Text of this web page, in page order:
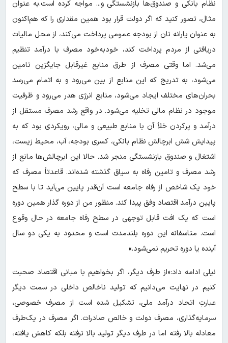
نظام بانکی و صندوق‌ها بازنشستگی و... مواجه کرده است.به عنوان
مثال، تصور کنید که اگر دولت قرار بود همین مقداری را که هم‌اکنون
به عنوان یارانه نان از بودجه عمومی پرداخت می‌کند، از محل مالیات
دریافتی از مردم پرداخت کند، خودبه‌خود مصرف با درآمد تنظیم
می‌شد. اما وقتی مصرف از طرق منابع غیرقابل جایگزین تامین
می‌شود، به تدریج که این منابع از بین می‌رود و به اتمام می‌رسد
بحران‌های مختلف ایجاد می‌شود، منابع انرژی هدر می‌رود و ظرفیت
موجود در نظام مالی تخلیه می‌شود. در واقع رشد مصرف مستقل از
درآمد و پرکردن خلأ آن با منابع طبیعی و مالی، رویکردی بود که به
پیدایش شش ابرچالش نظام بانکی، کسری بودجه، آب، محیط زیست،
اشتغال و صندوق بازنشستگی منجر شد. حالا این ابرچالش‌ها مانع از
رشد مصرف و تامین رفاه به سیاق گذشته شده‌اند. قاعدتاً مصرف که
خود یک شاخص از رفاه جامعه است آن‌قدر پایین می‌آید تا با سطح
پایین درآمد اقتصاد وفق پیدا کند. منظور من از دوره گذار همین دوره
است که یک افت قابل توجهی در سطح رفاه جامعه در حال وقوع
است. متاسفانه این دوره بلندمدت است و محدود به یکی دو سال
آینده یا دوره تحریم نمی‌شود.»
نیلی ادامه داد:«از طرف دیگر، اگر بخواهیم با مبانی اقتصاد صحبت
کنیم در نهایت می‌دانیم که تولید ناخالص داخلی در سمت دیگر
عبارتِ اتحاد درآمد ملی، تشکیل شده است از مصرف خصوصی،
سرمایه‌گذاری، مصرف دولت و خالص صادرات. اگر مصرف در یک‌طرف
معادله بالا رفته اما در طرف دیگر تولید بالا نرفته بلکه کاهش یافته،